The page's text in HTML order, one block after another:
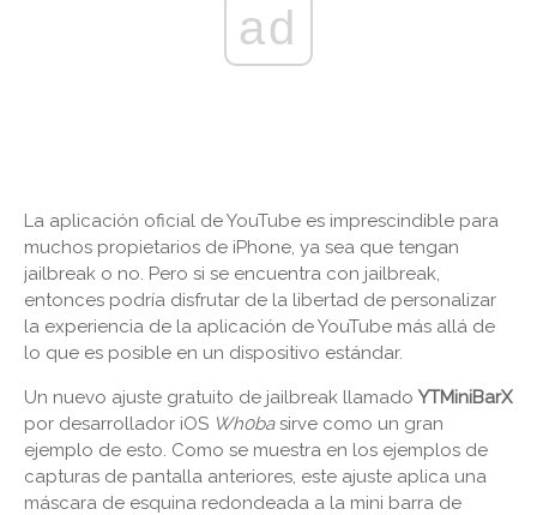
ad
La aplicación oficial de YouTube es imprescindible para
muchos propietarios de iPhone, ya sea que tengan
jailbreak o no. Pero si se encuentra con jailbreak,
entonces podría disfrutar de la libertad de personalizar
la experiencia de la aplicación de YouTube más allá de
lo que es posible en un dispositivo estándar.
Un nuevo ajuste gratuito de jailbreak llamadoYTMiniBarX
por desarrollador iOS Wh0basirve como un gran
ejemplo de esto. Como se muestra en los ejemplos de
capturas de pantalla anteriores, este ajuste aplica una
máscara de esquina redondeada a la mini barra de